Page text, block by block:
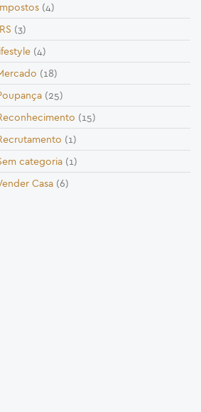
(4)
(3)
(4)
(18)
(25)
(15)
(1)
categoria (1)
Casa (6)